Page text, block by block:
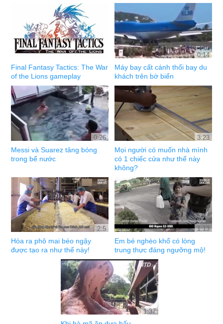
Final Fantasy Tactics: The War
of the Lions gameplay
0:14
Máy bay cất cánh thổi bay du
khách trên bờ biển
0:26
Messi và Suarez tâng bóng
trong bể nước
3:23
Mọi người có muốn nhà mình
có 1 chiếc cửa như thế này
không?
2:5
Hóa ra phô mai béo ngậy
được tạo ra như thế này!
1:13
Em bé nghèo khổ có lòng
trung thực đáng ngưỡng mộ!
1:37